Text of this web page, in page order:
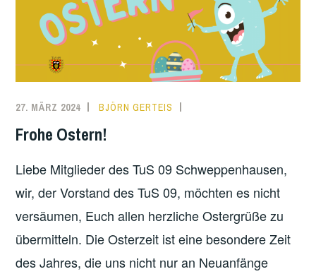
27. MÄRZ 2024 BJÖRN GERTEIS
Frohe Ostern!
Liebe Mitglieder des TuS 09 Schweppenhausen,
wir, der Vorstand des TuS 09, möchten es nicht
versäumen, Euch allen herzliche Ostergrüße zu
übermitteln. Die Osterzeit ist eine besondere Zeit
des Jahres, die uns nicht nur an Neuanfänge